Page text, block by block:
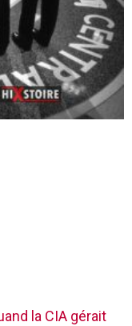
la CIA gérait